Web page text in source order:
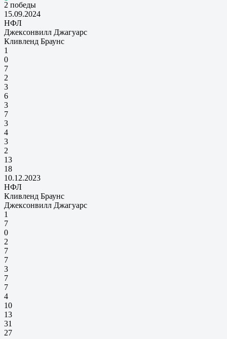
2 победы
15.09.2024
НФЛ
Джексонвилл Джагуарс
Кливленд Браунс
1
0
7
2
3
6
3
7
3
4
3
2
13
18
10.12.2023
НФЛ
Кливленд Браунс
Джексонвилл Джагуарс
1
7
0
2
7
7
3
7
7
4
10
13
31
27